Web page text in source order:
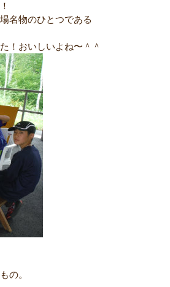
名物のひとつである
！おいしいよね〜＾＾
の。